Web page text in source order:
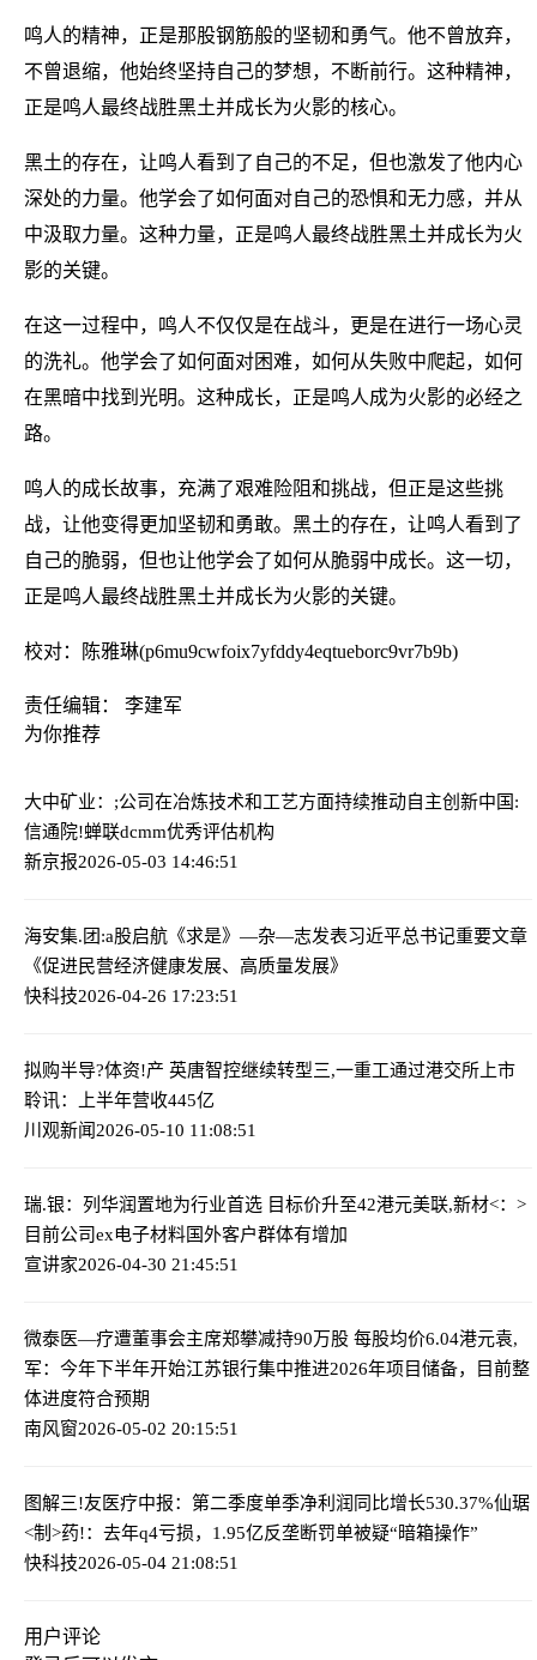
鸣人的精神，正是那股钢筋般的坚韧和勇气。他不曾放弃，
不曾退缩，他始终坚持自己的梦想，不断前行。这种精神，
正是鸣人最终战胜黑土并成长为火影的核心。
黑土的存在，让鸣人看到了自己的不足，但也激发了他内心
深处的力量。他学会了如何面对自己的恐惧和无力感，并从
中汲取力量。这种力量，正是鸣人最终战胜黑土并成长为火
影的关键。
在这一过程中，鸣人不仅仅是在战斗，更是在进行一场心灵
的洗礼。他学会了如何面对困难，如何从失败中爬起，如何
在黑暗中找到光明。这种成长，正是鸣人成为火影的必经之
路。
鸣人的成长故事，充满了艰难险阻和挑战，但正是这些挑
战，让他变得更加坚韧和勇敢。黑土的存在，让鸣人看到了
自己的脆弱，但也让他学会了如何从脆弱中成长。这一切，
正是鸣人最终战胜黑土并成长为火影的关键。
校对：陈雅琳(p6mu9cwfoix7yfddy4eqtueborc9vr7b9b)
责任编辑： 李建军
为你推荐
大中矿业：;公司在冶炼技术和工艺方面持续推动自主创新中国:
信通院!蝉联dcmm优秀评估机构
新京报2026-05-03 14:46:51
海安集.团:a股启航 《求是》—杂—志发表习近平总书记重要文章
《促进民营经济健康发展、高质量发展》
快科技2026-04-26 17:23:51
拟购半导?体资!产 英唐智控继续转型三,一重工通过港交所上市
聆讯：上半年营收445亿
川观新闻2026-05-10 11:08:51
瑞.银：列华润置地为行业首选 目标价升至42港元美联,新材<：>
目前公司ex电子材料国外客户群体有增加
宣讲家2026-04-30 21:45:51
微泰医—疗遭董事会主席郑攀减持90万股 每股均价6.04港元袁,
军：今年下半年开始江苏银行集中推进2026年项目储备，目前整
体进度符合预期
南风窗2026-05-02 20:15:51
图解三!友医疗中报：第二季度单季净利润同比增长530.37%仙琚
<制>药!：去年q4亏损，1.95亿反垄断罚单被疑“暗箱操作”
快科技2026-05-04 21:08:51
用户评论